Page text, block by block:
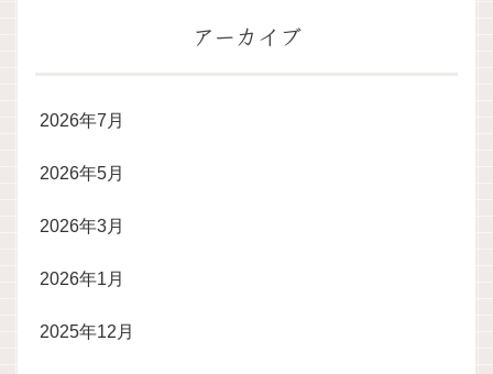
アーカイブ
2026年7月
2026年5月
2026年3月
2026年1月
2025年12月